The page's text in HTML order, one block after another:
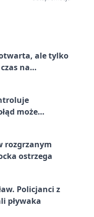
ale tylko
na
może
rozgrzanym
ostrzega
Policjanci z
pływaka